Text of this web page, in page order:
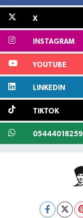
X
INSTAGRAM
YOUTUBE
LINKEDIN
TIKTOK
05444018259